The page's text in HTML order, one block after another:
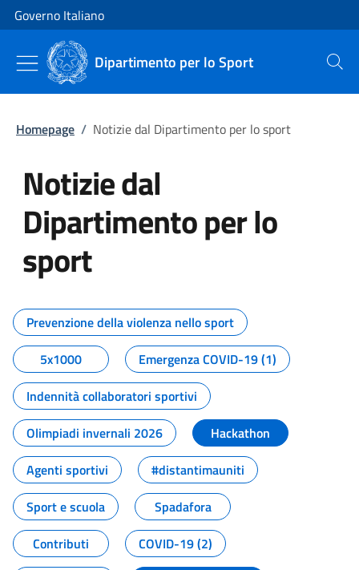
Vai al contenuto
Vai alla navigazione del sito
Governo Italiano
Dipartimento per lo Sport Cerca
Homepage / Notizie dal Dipartimento per lo sport
Notizie dal
Dipartimento per lo
sport
Tutti i contenuti della pagina
Prevenzione della violenza nello sport
5x1000
Emergenza COVID-19 (1)
Indennità collaboratori sportivi
Olimpiadi invernali 2026
Hackathon
Agenti sportivi
#distantimauniti
Sport e scuola
Spadafora
Contributi
COVID-19 (2)